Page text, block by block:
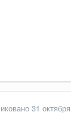
31